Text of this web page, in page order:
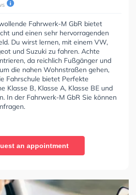
Fahrwerk-M GbR bietet
und einen sehr hervorragenden
Du wirst lernen, mit einem VW,
und Suzuki zu fahren. Achte
da reichlich Fußgänger und
die nahen Wohnstraßen gehen,
Fahrschule bietet Perfekte
Klasse B, Klasse A, Klasse BE und
In der Fahrwerk-M GbR Sie können
an appointment